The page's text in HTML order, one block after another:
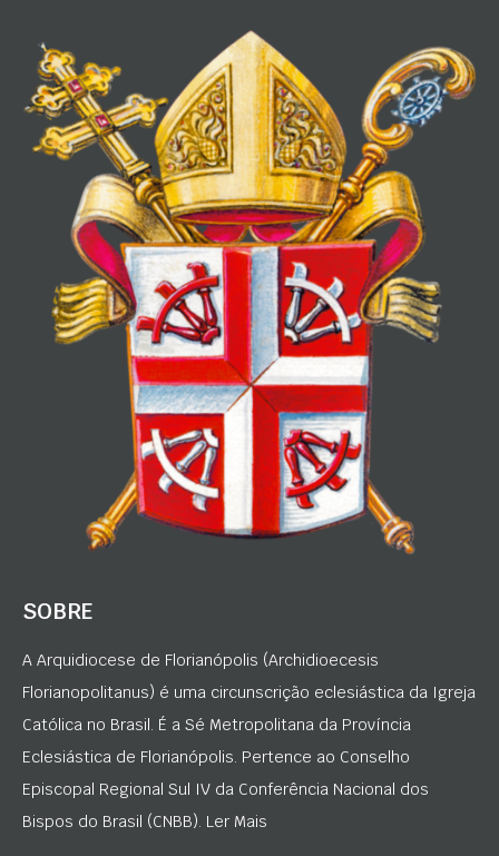
SOBRE
A Arquidiocese de Florianópolis (Archidioecesis
Florianopolitanus) é uma circunscrição eclesiástica da Igreja
Católica no Brasil. É a Sé Metropolitana da Província
Eclesiástica de Florianópolis. Pertence ao Conselho
Episcopal Regional Sul IV da Conferência Nacional dos
Bispos do Brasil (CNBB). Ler Mais